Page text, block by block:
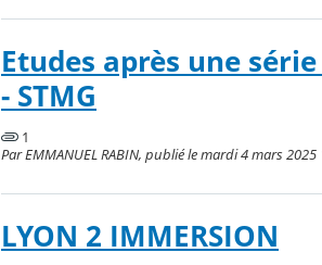
Etudes après une série
- STMG
1
Par EMMANUEL RABIN, publié le mardi 4 mars
LYON 2 IMMERSION